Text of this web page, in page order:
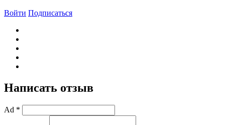
Войти Подписаться
Написать отзыв
Ad *